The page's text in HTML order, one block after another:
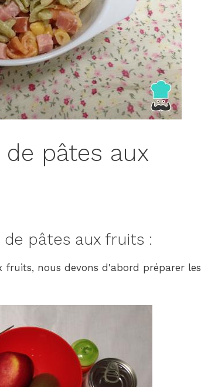
de pâtes aux
pâtes aux fruits :
fruits, nous devons d'abord préparer les